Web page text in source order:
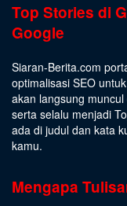
Top Stories di
Google
Siaran-Berita.com
optimalisasi SEO
akan langsung
serta selalu menjadi
ada di judul dan kata
kamu.
Mengapa